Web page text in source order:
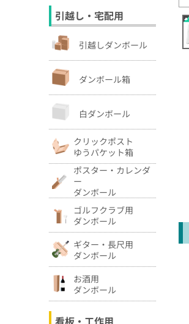
引越し・宅配用
引越しダンボール
ダンボール箱
白ダンボール
クリックポスト
ゆうパケット箱
ポスター・カレンダ
ー
ダンボール
ゴルフクラブ用
ダンボール
ギター・長尺用
ダンボール
お酒用
ダンボール
看板・工作用